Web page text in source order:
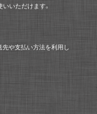
いいただけます。
や支払い方法を利用し